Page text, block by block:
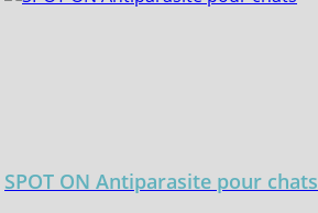
SPOT ON Antiparasite pour chats